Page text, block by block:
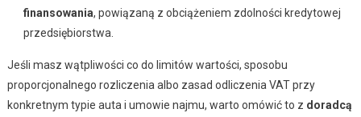
finansowania, powiązaną z obciążeniem zdolności kredytowej
przedsiębiorstwa.
Jeśli masz wątpliwości co do limitów wartości, sposobu
proporcjonalnego rozliczenia albo zasad odliczenia VAT przy
konkretnym typie auta i umowie najmu, warto omówić to z doradcą